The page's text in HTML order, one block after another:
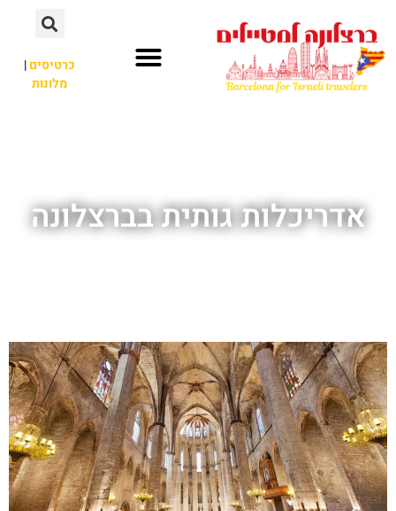
כרטיסים|
מלונות
אדריכלות גותית בברצלונה